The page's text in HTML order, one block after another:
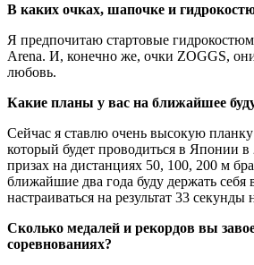
В каких очках, шапочке и
Я предпочитаю стартовые
Arena. И, конечно же, очки ZOGGS,
любовь.
Какие планы у вас на ближайшее
Сейчас я ставлю очень высокую
который будет проводиться в Японии
призах на дистанциях 50, 100, 200 м
ближайшие два года буду держать себя
настраиваться на результат 33 секунды
Сколько медалей и рекордов вы
соревнованиях?